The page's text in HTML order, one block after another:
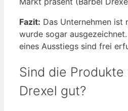
Fazit: Das Unternehmen ist
wurde sogar
eines Ausstiegs sind frei
Sind die Produkte
Drexel gut?